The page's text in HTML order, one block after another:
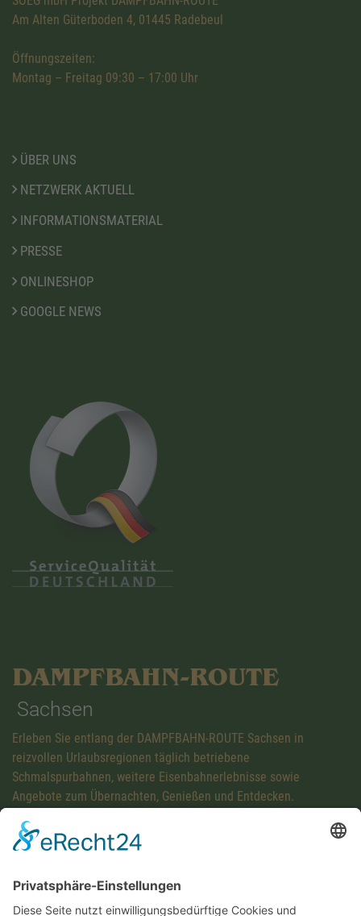
Am Alten Güterboden 4, 01445 Radebeul
Öffnungszeiten:
Montag – Freitag 09:30 – 17:00 Uhr
ÜBER UNS
NETZWERK AKTUELL
INFORMATIONSMATERIAL
PRESSE
ONLINESHOP
GOOGLE NEWS
DAMPFBAHN-ROUTE
Sachsen
Erleben Sie entlang der DAMPFBAHN-ROUTE Sachsen in
reizvollen Urlaubsregionen täglich betriebene
Schmalspurbahnen, weitere Eisenbahnerlebnisse sowie
Angebote zum Übernachten, Genießen und Entdecken.